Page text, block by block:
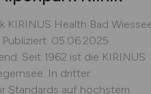
KIRINUS Health Bad
05.06.2025
Seit 1962 ist die KIRINUS
In dritter
Standards auf höchstem